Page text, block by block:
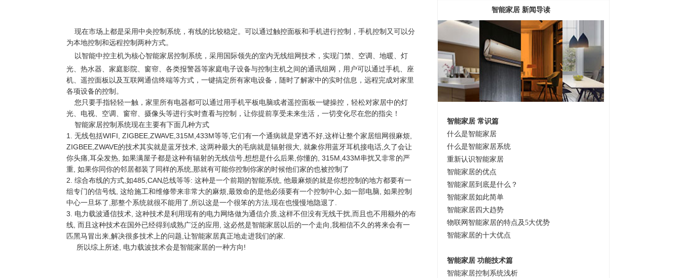
现在市场上都是采用中央控制系统，有线的比较稳定。可以通过触控面板和手机进行控制，手机控制又可以分
为本地控制和远程控制两种方式。
以智能中控主机为核心智能家居控制 系统，采用国际领先的室内无线组网技术，实现门禁、空调、地暖、灯
光、热水器、家庭影院、窗帘、各类报警器等家庭电子设备与控制主机之间的通讯组网，用户可以通过手机、座
机、遥控面板以及互联网通信终端等方式，一键搞定所有家电设备，随时了解家中的实时信息，远程完成对家里
各项设备的控制。
您只要手指轻轻一触，家里所有电器都可以通过用手机平板电脑或者遥控面板一键操控，轻松对家居中的灯
光、电视、空调、窗帘、摄像头等进行实时查看与控制，让你提前享受未来生活，一切变化尽在您的指尖！
智能家居控制系统现在主要有下面几种方式
1. 无线包括WIFI, ZIGBEE,ZWAVE,315M,433M等等,它们有一个通病就是穿透不好,这样让整个家居组网很麻烦,
ZIGBEE,ZWAVE的技术其实就是蓝牙技术, 这两种最大的毛病就是辐射很大, 就象你用蓝牙耳机接电话,久了会让
你头痛,耳朵发热, 如果满屋子都是这种有辐射的无线信号,想想是什么后果,你懂的, 315M,433M串扰又非常的严
重, 如果你同你的邻居都装了同样的系统,那就有可能你控制你家的时候他们家的也被控制了
2. 综合布线的方式,如485,CAN总线等等: 这种是一个前期的智能系统, 他最麻烦的就是你想控制的地方都要有一
组专门的信号线, 这给施工和维修带来非常大的麻烦,最致命的是他必须要有一个控制中心,如一部电脑, 如果控制
中心一旦坏了,那整个系统就很不能用了,所以这是一个很笨的方法,现在也慢慢地隐退了.
3. 电力载波通信技术, 这种技术是利用现有的电力网络做为通信介质,这样不但没有无线干扰,而且也不用额外的布
线, 而且这种技术在国外已经得到成熟广泛的应用, 这必然是智能家居以后的一个走向,我相信不久的将来会有一
匹黑马冒出来,解决很多技术上的问题,让智能家居真正地走进我们的家.
所以综上所述, 电力载波技术会是智能家居的一种方向!
智能家居 新闻导读
智能家居 常识篇
什么是智能家居
什么是智能家居系统
重新认识智能家居
智能家居的优点
智能家居到底是什么？
智能家居如此简单
智能家居四大趋势
物联网智能家居的特点及5大优势
智能家居的十大优点
智能家居 功能技术篇
智能家居控制系统浅析